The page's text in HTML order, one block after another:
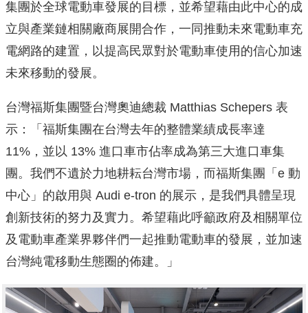
集團於全球電動車發展的目標，並希望藉由此中心的成
立與產業鏈相關廠商展開合作，一同推動未來電動車充
電網路的建置，以提高民眾對於電動車使用的信心加速
未來移動的發展。
台灣福斯集團暨台灣奧迪總裁 Matthias Schepers 表
示：「福斯集團在台灣去年的整體業績成長率達
11%，並以 13% 進口車市佔率成為第三大進口車集
團。我們不遺於力地耕耘台灣市場，而福斯集團「e 動
中心」的啟用與 Audi e-tron 的展示，是我們具體呈現
創新技術的努力及實力。希望藉此呼籲政府及相關單位
及電動車產業界夥伴們一起推動電動車的發展，並加速
台灣純電移動生態圈的佈建。」